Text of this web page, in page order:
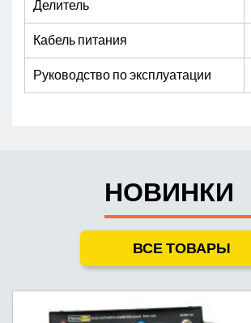
Делитель
Кабель питания
Руководство по эксплуатации
НОВИНКИ
ВСЕ ТОВАРЫ